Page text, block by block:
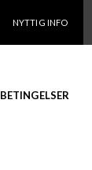
NYTTIG INFO
BETINGELSER